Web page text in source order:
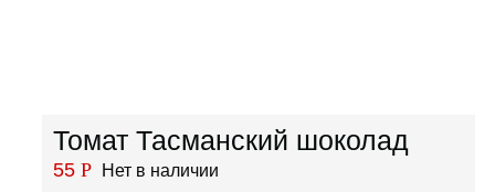
Томат Тасманский шоколад
55 Р Нет в наличии